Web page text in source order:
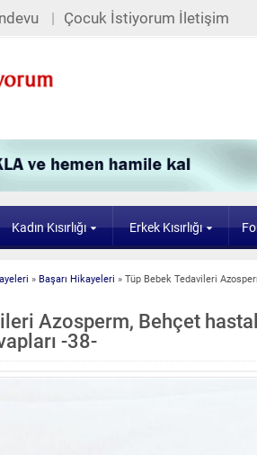
Çocuk İstiyorum İletişim
Kadın Kısırlığı Erkek Kısırlığı
» Başarı Hikayeleri » Tüp Bebek Tedavileri
Azosperm, Behçet
-38-